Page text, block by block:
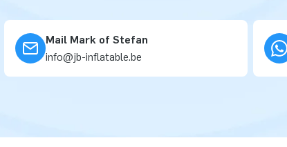
Mail Mark of Stefan
info@jb-inflatable.be